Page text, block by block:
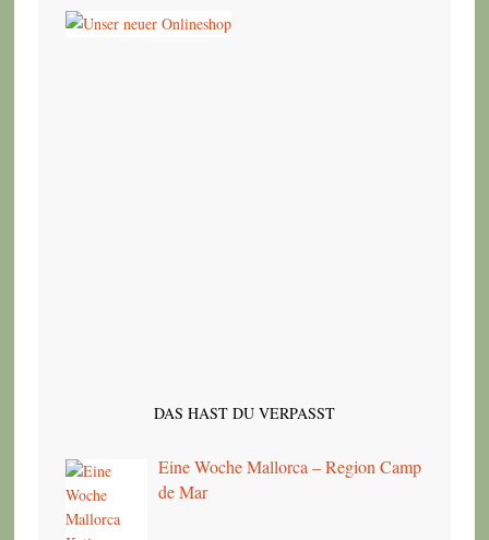
DAS HAST DU VERPASST
Eine Woche Mallorca – Region Camp
de Mar